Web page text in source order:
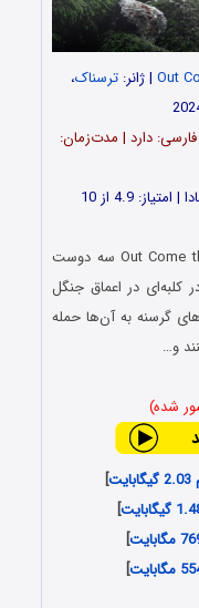
Out | ژانر: ترسناک،
دارد | مدت‌زمان:
4.9 از 10
در فیلم هجوم گرگ ها Out Come the Wolves 2024 سه دوست
کلبه‌ای در اعماق جنگل
گرسنه به آن‌ها حمله
و…
شده)
]
]
]
]